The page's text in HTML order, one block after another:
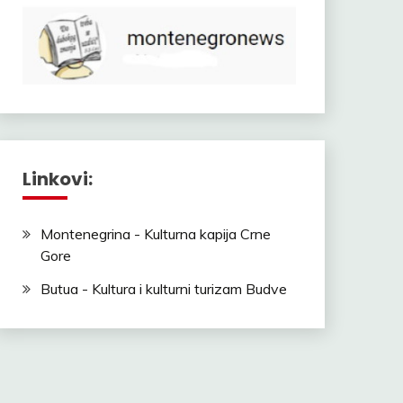
Linkovi:
Montenegrina - Kulturna kapija Crne
Gore
Butua - Kultura i kulturni turizam Budve